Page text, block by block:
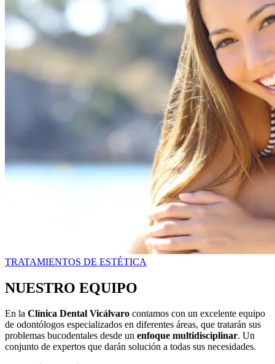
TRATAMIENTOS DE ESTÉTICA
NUESTRO EQUIPO
En la Clínica Dental Vicálvaro contamos con un excelente equipo
de odontólogos especializados en diferentes áreas, que tratarán sus
problemas bucodentales desde un enfoque multidisciplinar. Un
conjunto de expertos que darán solución a todas sus necesidades.